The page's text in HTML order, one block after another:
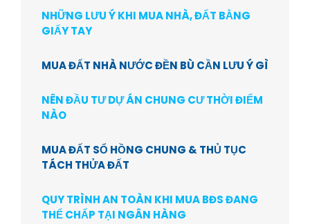
NHỮNG LƯU Ý KHI MUA NHÀ, ĐẤT BẰNG
GIẤY TAY
MUA ĐẤT NHÀ NƯỚC ĐỀN BÙ CẦN LƯU Ý GÌ
NÊN ĐẦU TƯ DỰ ÁN CHUNG CƯ THỜI ĐIỂM
NÀO
MUA ĐẤT SỔ HỒNG CHUNG & THỦ TỤC
TÁCH THỬA ĐẤT
QUY TRÌNH AN TOÀN KHI MUA BĐS ĐANG
THẾ CHẤP TẠI NGÂN HÀNG